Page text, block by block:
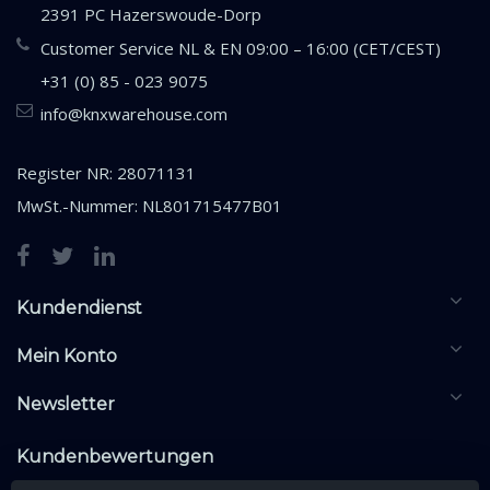
2391 PC Hazerswoude-Dorp
Customer Service NL & EN 09:00 – 16:00 (CET/CEST)
+31 (0) 85 - 023 9075
info@knxwarehouse.com
Register NR: 28071131
MwSt.-Nummer: NL801715477B01
Kundendienst
Mein Konto
Newsletter
Kundenbewertungen